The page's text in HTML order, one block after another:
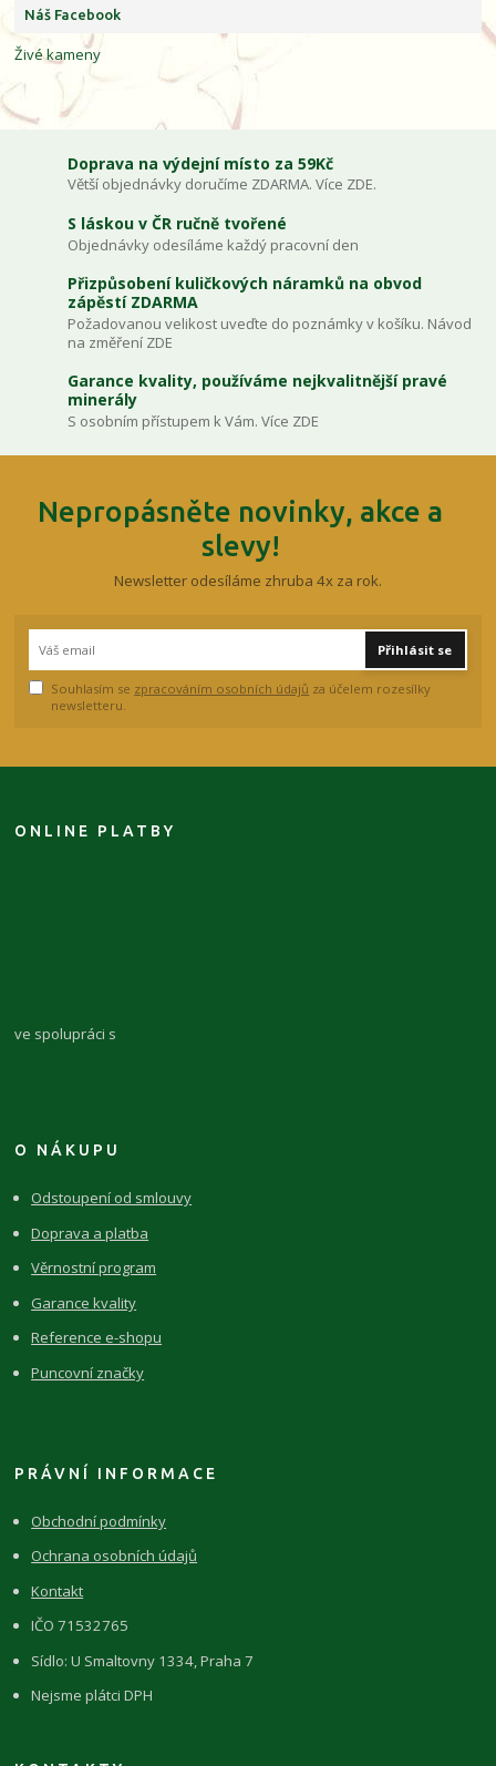
Náš Facebook
Živé kameny
Doprava na výdejní místo za 59Kč
Větší objednávky doručíme ZDARMA. Více ZDE.
S láskou v ČR ručně tvořené
Objednávky odesíláme každý pracovní den
Přizpůsobení kuličkových náramků na obvod
zápěstí ZDARMA
Požadovanou velikost uveďte do poznámky v košíku. Návod
na změření ZDE
Garance kvality, používáme nejkvalitnější pravé
minerály
S osobním přístupem k Vám. Více ZDE
Nepropásněte novinky, akce a
slevy!
Newsletter odesíláme zhruba 4x za rok.
Přihlásit se
Souhlasím se zpracováním osobních údajů za účelem rozesílky
newsletteru.
ONLINE PLATBY
ve spolupráci s
O NÁKUPU
Odstoupení od smlouvy
Doprava a platba
Věrnostní program
Garance kvality
Reference e-shopu
Puncovní značky
PRÁVNÍ INFORMACE
Obchodní podmínky
Ochrana osobních údajů
Kontakt
IČO 71532765
Sídlo: U Smaltovny 1334, Praha 7
Nejsme plátci DPH